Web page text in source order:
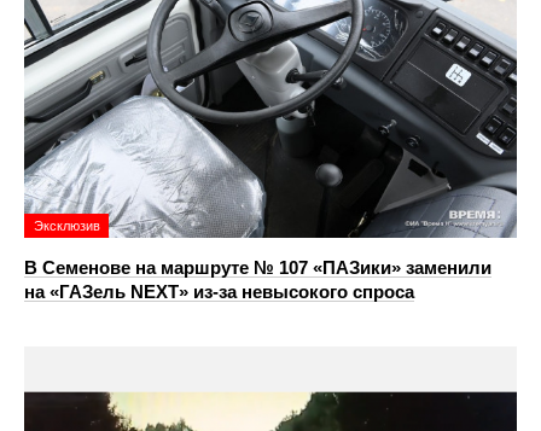
Эксклюзив
В Семенове на маршруте № 107 «ПАЗики» заменили
на «ГАЗель NEXT» из‑за невысокого спроса